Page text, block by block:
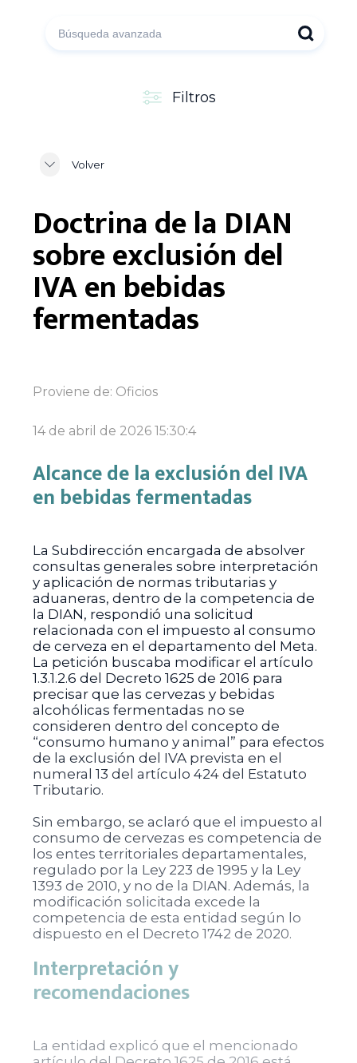
Filtros
Volver
Doctrina de la DIAN
sobre exclusión del
IVA en bebidas
fermentadas
Proviene de: Oficios
14 de abril de 2026 15:30:4
Alcance de la exclusión del IVA
en bebidas fermentadas
La Subdirección encargada de absolver
consultas generales sobre interpretación
y aplicación de normas tributarias y
aduaneras, dentro de la competencia de
la DIAN, respondió una solicitud
relacionada con el impuesto al consumo
de cerveza en el departamento del Meta.
La petición buscaba modificar el artículo
1.3.1.2.6 del Decreto 1625 de 2016 para
precisar que las cervezas y bebidas
alcohólicas fermentadas no se
consideren dentro del concepto de
“consumo humano y animal” para efectos
de la exclusión del IVA prevista en el
numeral 13 del artículo 424 del Estatuto
Tributario.
Sin embargo, se aclaró que el impuesto al
consumo de cervezas es competencia de
los entes territoriales departamentales,
regulado por la Ley 223 de 1995 y la Ley
1393 de 2010, y no de la DIAN. Además, la
modificación solicitada excede la
competencia de esta entidad según lo
dispuesto en el Decreto 1742 de 2020.
Interpretación y
recomendaciones
La entidad explicó que el mencionado